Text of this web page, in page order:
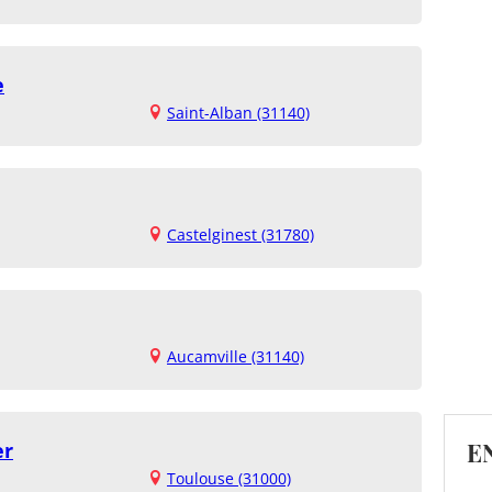
Saint-Alban (31140)
Castelginest (31780)
Aucamville (31140)
Toulouse (31000)